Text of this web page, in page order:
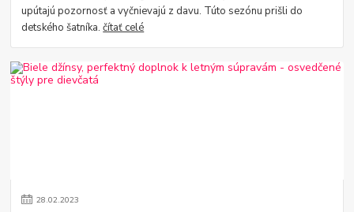
upútajú pozornosť a vyčnievajú z davu. Túto sezónu prišli do
detského šatníka.čítať celé
28.02.2023